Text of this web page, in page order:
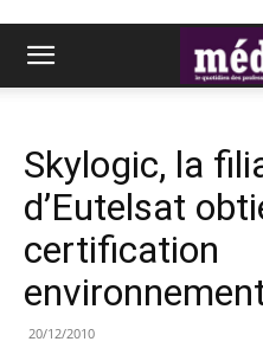
Skylogic, la
d’Eutelsat
certification
20/12/2010